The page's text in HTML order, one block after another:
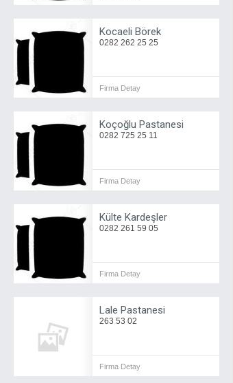
Kocaeli Börek
0282 262 25 25
Firma Detay
Koçoğlu Pastanesi
0282 725 25 11
Firma Detay
Külte Kardeşler
0282 261 59 05
Firma Detay
Lale Pastanesi
263 53 02
Firma Detay